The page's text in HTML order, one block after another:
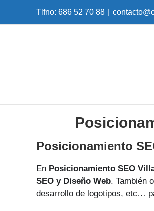
Tlfno: 686 52 70 88
Posicionamiento
En Posicionamiento SEO
SEO y Diseño Web. También
desarrollo de logotipos, etc…